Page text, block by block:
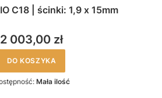
C18 | ścinki: 1,9 x 15mm
2 003,00 zł
DO KOSZYKA
Mała ilość